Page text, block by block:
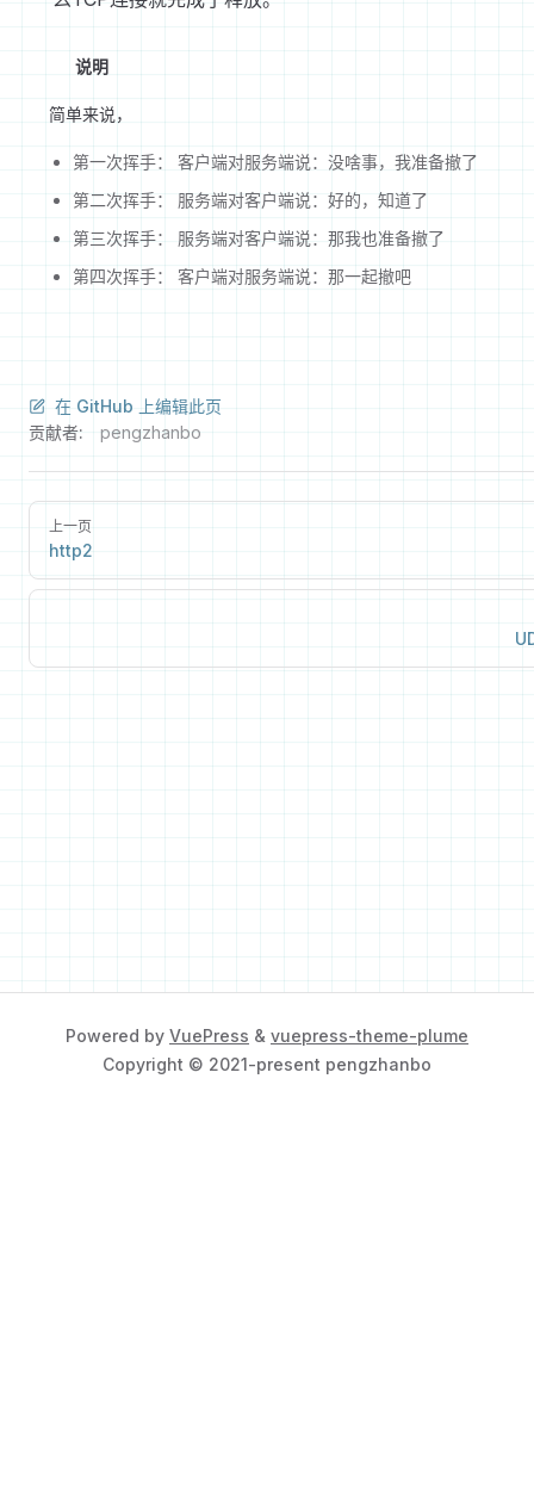
说明
简单来说，
第一次挥手： 客户端对服务端说：没啥事，我准备撤了
第二次挥手： 服务端对客户端说：好的，知道了
第三次挥手： 服务端对客户端说：那我也准备撤了
第四次挥手： 客户端对服务端说：那一起撤吧
在 GitHub 上编辑此页
贡献者:
pengzhanbo
上一页
http2
Powered by VuePress & vuepress-theme-plume
Copyright © 2021-present pengzhanbo